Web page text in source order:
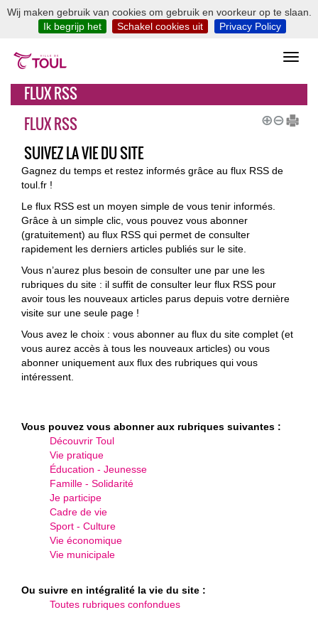
Wij maken gebruik van cookies om gebruik en voorkeur op te slaan.
Ik begrijp het
Schakel cookies uit Privacy Policy
FLUX RSS
FLUX RSS
SUIVEZ LA VIE DU SITE
Gagnez du temps et restez informés grâce au flux RSS de
toul.fr !
Le flux RSS est un moyen simple de vous tenir informés.
Grâce à un simple clic, vous pouvez vous abonner
(gratuitement) au flux RSS qui permet de consulter
rapidement les derniers articles publiés sur le site.
Vous n’aurez plus besoin de consulter une par une les
rubriques du site : il suffit de consulter leur flux RSS pour
avoir tous les nouveaux articles parus depuis votre dernière
visite sur une seule page !
Vous avez le choix : vous abonner au flux du site complet (et
vous aurez accès à tous les nouveaux articles) ou vous
abonner uniquement aux flux des rubriques qui vous
intéressent.
Vous pouvez vous abonner aux rubriques suivantes :
Découvrir Toul
Vie pratique
Éducation - Jeunesse
Famille - Solidarité
Je participe
Cadre de vie
Sport - Culture
Vie économique
Vie municipale
Ou suivre en intégralité la vie du site :
Toutes rubriques confondues